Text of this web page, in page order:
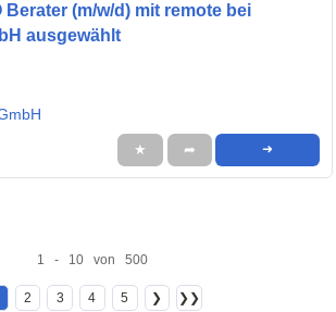
Berater (m/w/d) mit remote bei
ausgewählt
★ ➦ ➜
1 - 10 von 500
2 3 4 5 ❯ ❯❯